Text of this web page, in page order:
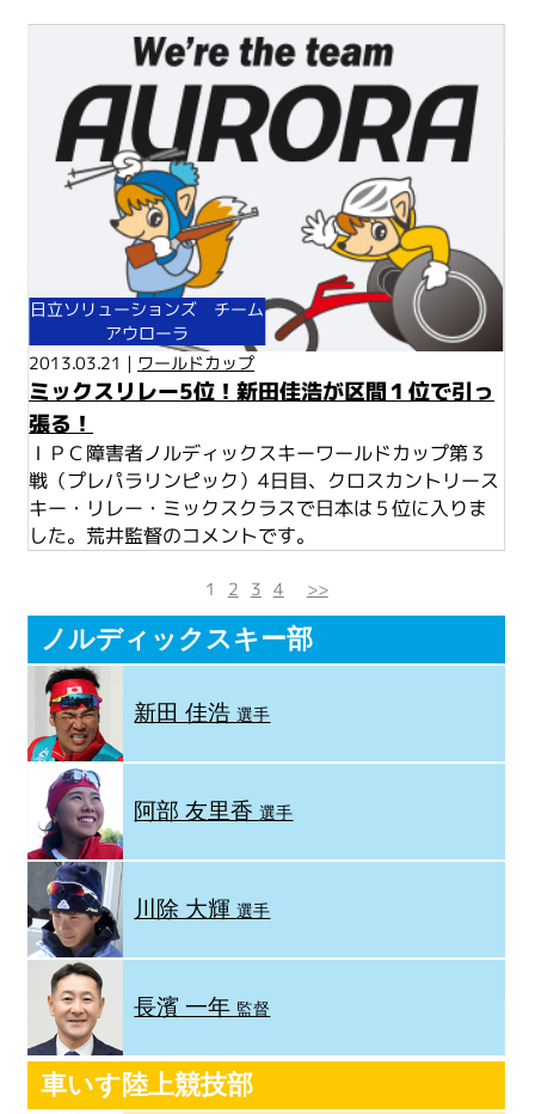
日立ソリューションズ チーム
アウローラ
2013.03.21 | ワールドカップ
ミックスリレー5位！新田佳浩が区間１位で引っ
張る！
ＩＰＣ障害者ノルディックスキーワールドカップ第３
戦（プレパラリンピック）4日目、クロスカントリース
キー・リレー・ミックスクラスで日本は５位に入りま
した。荒井監督のコメントです。
1 2 3 4 >>
ノルディックスキー部
新田 佳浩選手
阿部 友里香選手
川除 大輝選手
長濱 一年 監督
車いす陸上競技部